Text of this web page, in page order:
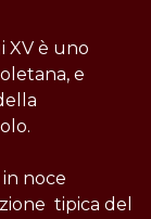
XV è uno
e
noce
tipica del